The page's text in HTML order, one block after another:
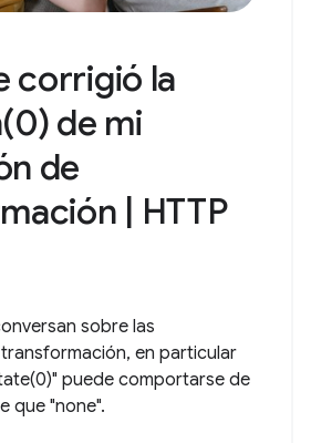
corrigió la
de mi
de
| HTTP
sobre las
en particular
puede comportarse de
que "none".